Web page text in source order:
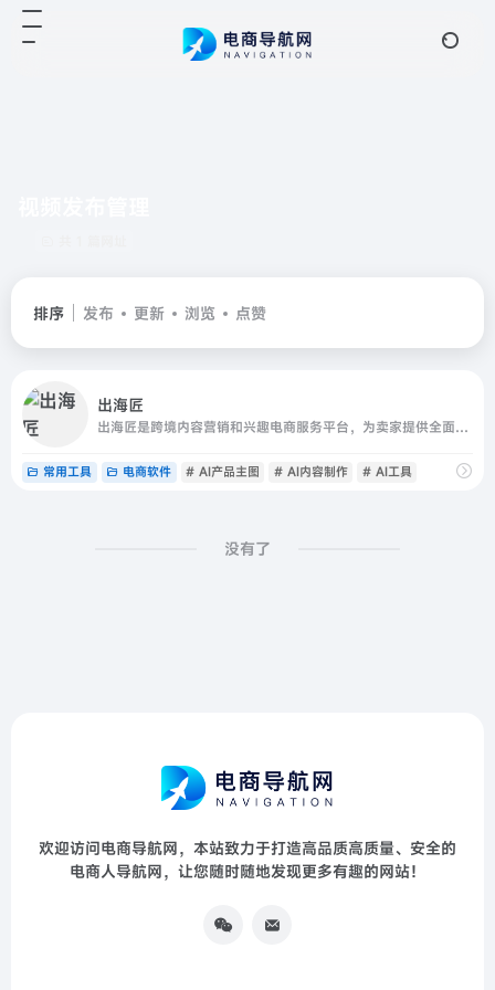
排序 发布 更新 浏览 点赞
出海匠
出海匠是跨境内容营销和兴趣电商服务平台，为卖家提供全面精准的数据分析、AI内容制作和社媒发布管理一站式服务；平台整合TikTok Shop全球商品、店铺、达人、视频、广告、直播数据，提供AI产品主图、AI视频生成、数字人口播、智能脚本等创作工具，并支持多平台视频发布和社媒运营管理
常用工具 电商软件 # AI产品主图 # AI内容制作 # AI工具
没有了
欢迎访问电商导航网，本站致力于打造高品质高质量、安全的
电商人导航网，让您随时随地发现更多有趣的网站！